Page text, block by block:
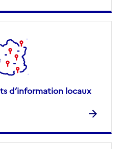
d’information locaux